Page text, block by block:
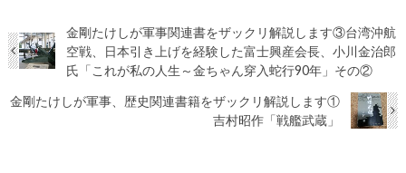
金剛たけしが軍事関連書をザックリ解説します③台湾沖航
空戦、日本引き上げを経験した富士興産会長、小川金治郎
氏「これが私の人生～金ちゃん穿入蛇行90年」その②
金剛たけしが軍事、歴史関連書籍をザックリ解説します①
吉村昭作「戦艦武蔵」